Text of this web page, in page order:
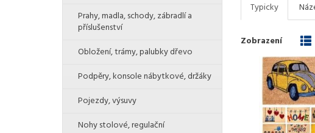
Typicky
Zobrazení
Prahy, madla, schody, zábradlí a
příslušenství
Obložení, trámy, palubky dřevo
Podpěry, konsole nábytkové, držáky
Pojezdy, výsuvy
Nohy stolové, regulační